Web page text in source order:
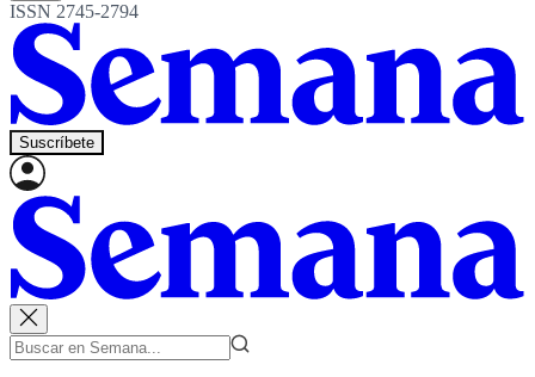
ISSN 2745-2794
Suscríbete